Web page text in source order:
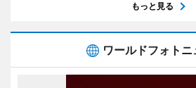
もっと見る
ワールドフォトニ